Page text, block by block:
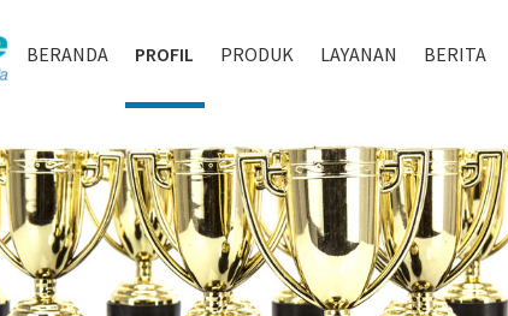
BERANDA PROFIL PRODUK LAYANAN BERITA